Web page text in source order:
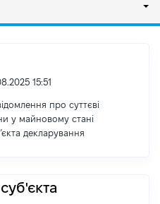
15:51
про суттєві
у майновому стані
декларування